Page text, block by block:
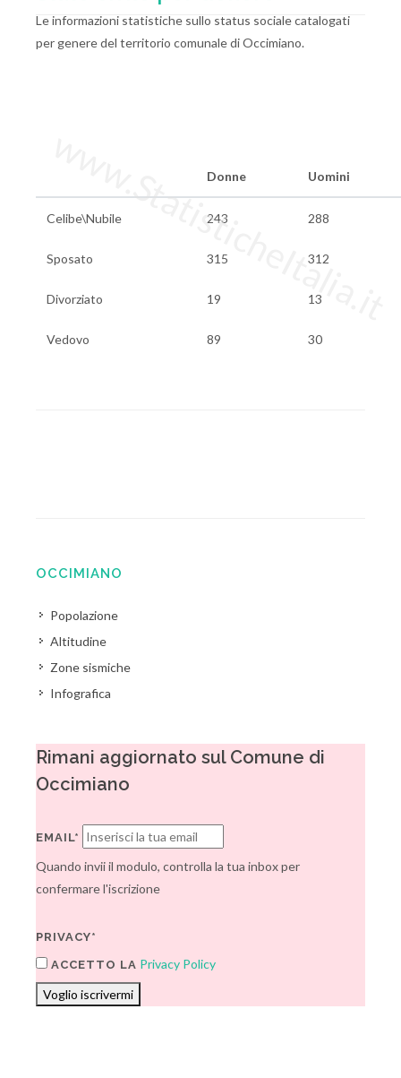
Le informazioni statistiche sullo status sociale catalogati
per genere del territorio comunale di Occimiano.
Donne Uomini
Celibe\Nubile 243 288
Sposato 315 312
Divorziato 19 13
Vedovo 89 30
www.StatisticheItalia.it
OCCIMIANO
Popolazione
Altitudine
Zone sismiche
Infografica
Rimani aggiornato sul Comune di
Occimiano
EMAIL*
Quando invii il modulo, controlla la tua inbox per
confermare l'iscrizione
PRIVACY*
ACCETTO LA Privacy Policy
Voglio iscrivermi